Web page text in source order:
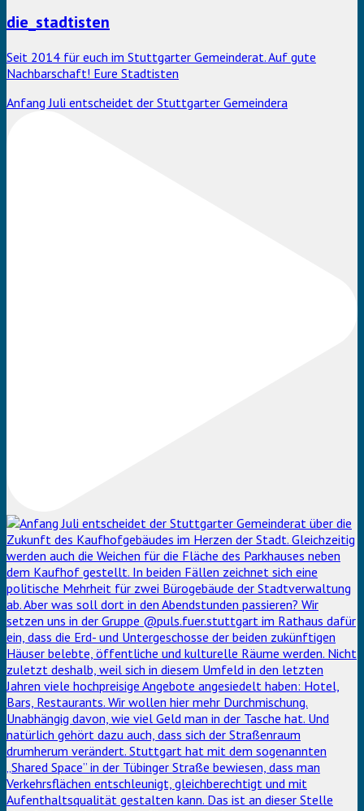
die_stadtisten
Seit 2014 für euch im Stuttgarter Gemeinderat. Auf gute
Nachbarschaft! Eure Stadtisten
Anfang Juli entscheidet der Stuttgarter Gemeindera